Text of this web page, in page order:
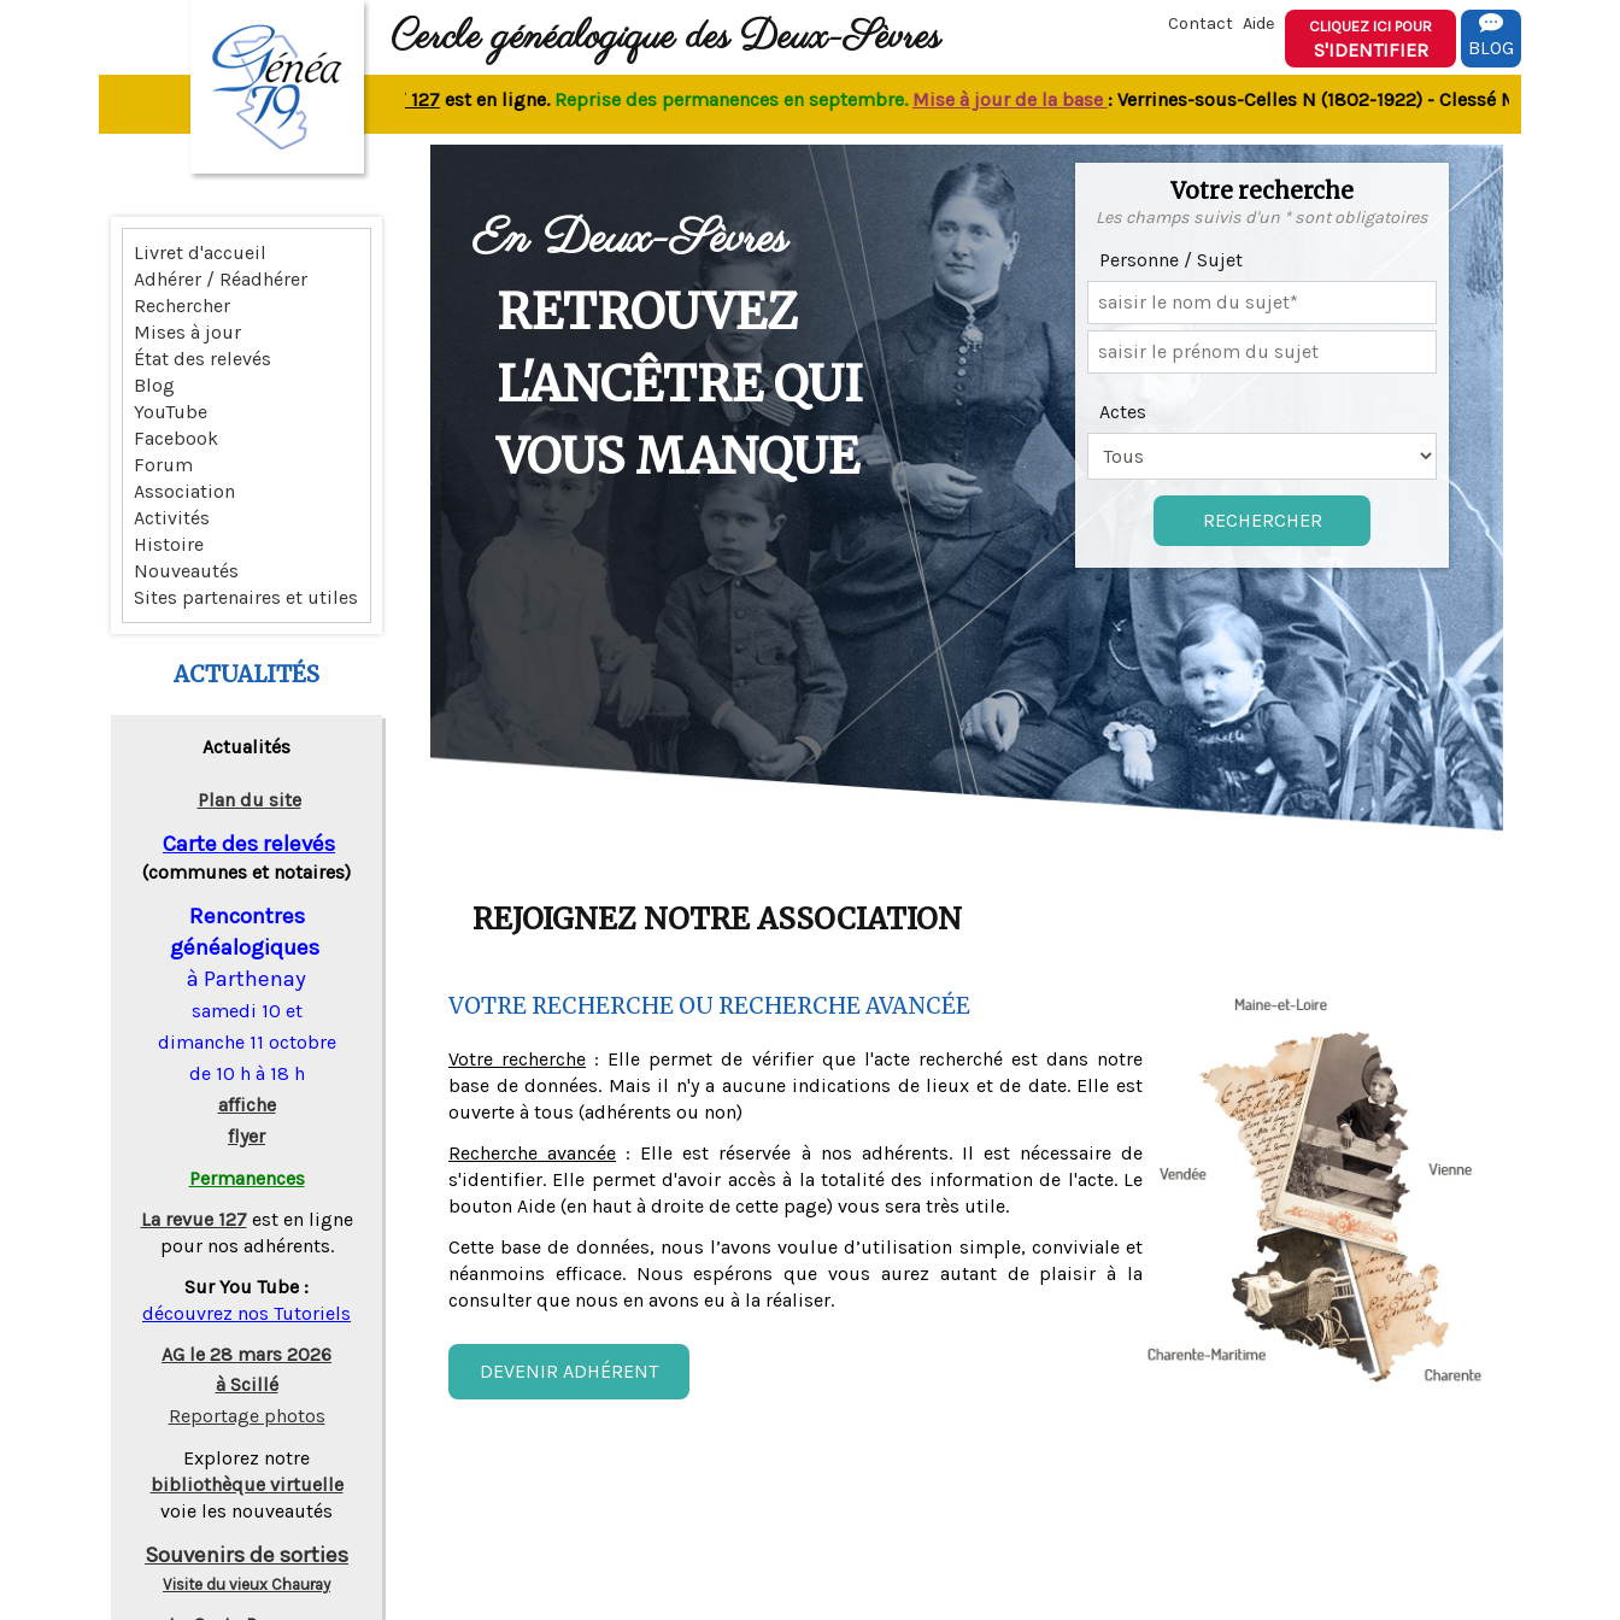
Cercle généalogique des Deux-Sèvres Contact Aide CLIQUEZ ICI POUR
S'IDENTIFIER BLOG
La revue n° 127 est en ligne.Reprise des permanences en septembre.Mise à jour de la base: Verrines-sous-Celles N (1802-1922) - Clessé M (1803-1849) -
En Deux-Sèvres
RETROUVEZ
L'ANCÊTRE QUI
VOUS MANQUE
Votre recherche
Les champs suivis d'un * sont obligatoires
Personne / Sujet
Actes
REJOIGNEZ NOTRE ASSOCIATION
VOTRE RECHERCHE OU RECHERCHE AVANCÉE
Votre recherche : Elle permet de vérifier que l'acte recherché est dans notre
base de données. Mais il n'y a aucune indications de lieux et de date. Elle est
ouverte à tous (adhérents ou non)
Recherche avancée : Elle est réservée à nos adhérents. Il est nécessaire de
s'identifier. Elle permet d'avoir accès à la totalité des information de l'acte. Le
bouton Aide (en haut à droite de cette page) vous sera très utile.
Cette base de données, nous l’avons voulue d’utilisation simple, conviviale et
néanmoins efficace. Nous espérons que vous aurez autant de plaisir à la
consulter que nous en avons eu à la réaliser.
DEVENIR ADHÉRENT
Livret d'accueil
Adhérer / Réadhérer
Rechercher
Mises à jour
État des relevés
Blog
YouTube
Facebook
Forum
Association
Activités
Histoire
Nouveautés
Sites partenaires et utiles
ACTUALITÉS
Actualités
Plan du site
Carte des relevés
(communes et notaires)
Rencontres
généalogiques
à Parthenay
samedi 10 et
dimanche 11 octobre
de 10 h à 18 h
affiche
flyer
Permanences
La revue 127 est en ligne
pour nos adhérents.
Sur You Tube :
découvrez nos Tutoriels
AG le 28 mars 2026
à Scillé
Reportage photos
Explorez notre
bibliothèque virtuelle
voie les nouveautés
Souvenirs de sorties
Visite du vieux Chauray